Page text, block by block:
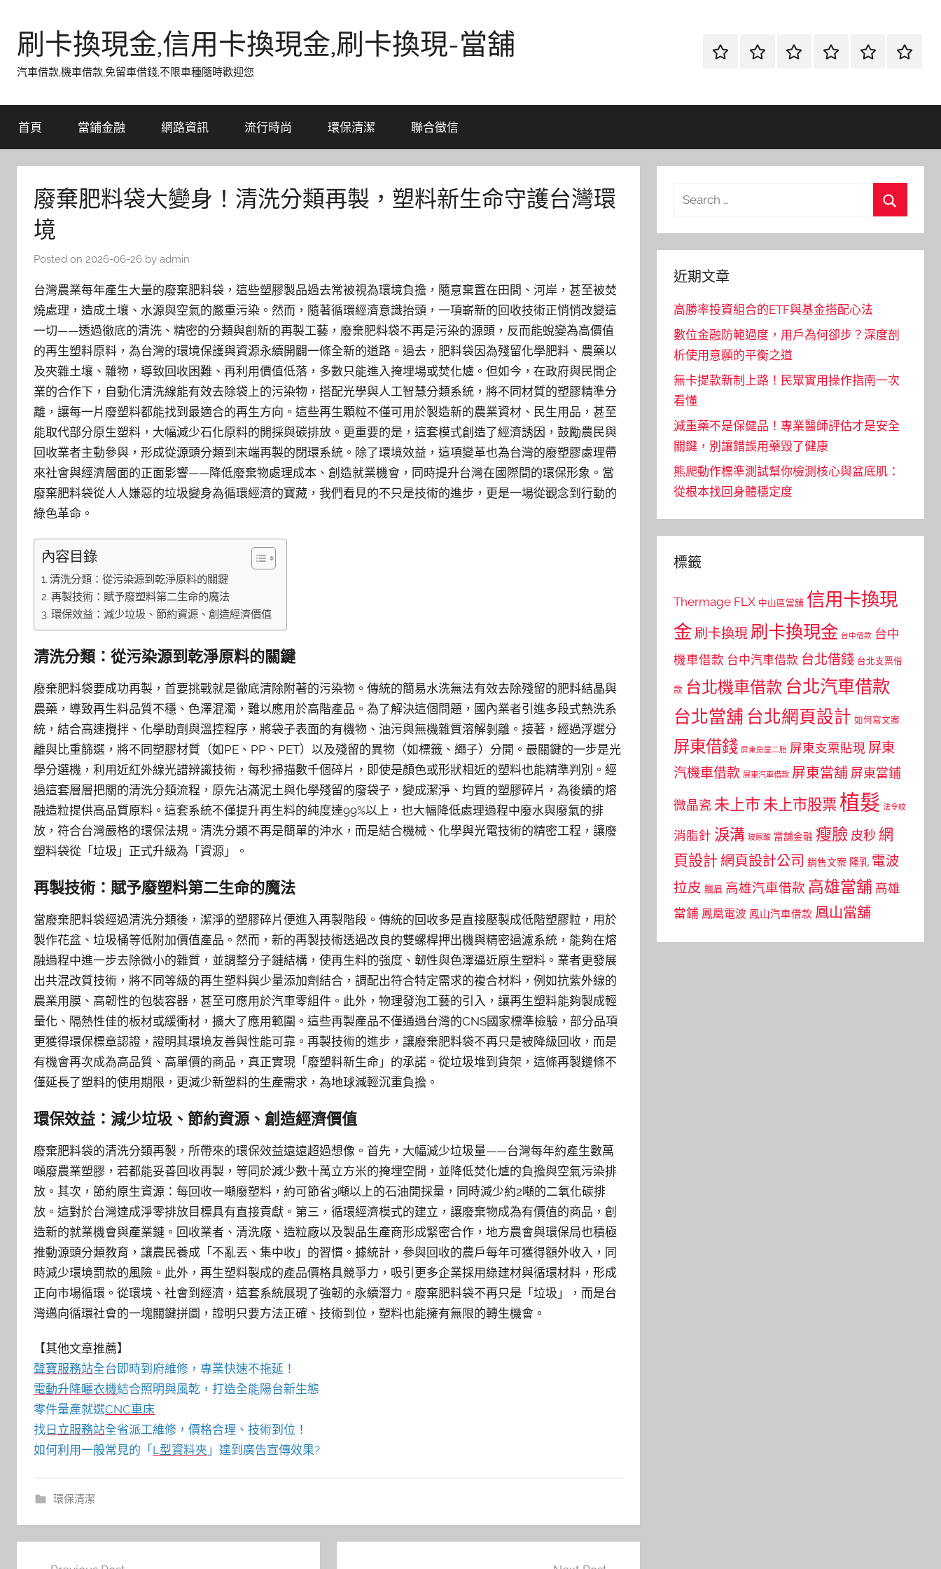
content刷卡換現金,信用卡換現金,刷卡換現-當舖
汽車借款,機車借款,免留車借錢,不限車種隨時歡迎您
首
當
網
流
環
聯
首頁 當鋪金融 網路資訊 流行時尚 環保清潔 聯合徵信
廢棄肥料袋大變身！清洗分類再製，塑料新生命守護台灣環
境
Posted on 2026-06-26 by admin
台灣農業每年產生大量的廢棄肥料袋，這些塑膠製品過去常被視為環境負擔，隨意棄置在田間、河岸，甚至被焚
燒處理，造成土壤、水源與空氣的嚴重污染。然而，隨著循環經濟意識抬頭，一項嶄新的回收技術正悄悄改變這
一切——透過徹底的清洗、精密的分類與創新的再製工藝，廢棄肥料袋不再是污染的源頭，反而能蛻變為高價值
的再生塑料原料，為台灣的環境保護與資源永續開闢一條全新的道路。過去，肥料袋因為殘留化學肥料、農藥以
及夾雜土壤、雜物，導致回收困難、再利用價值低落，多數只能進入掩埋場或焚化爐。但如今，在政府與民間企
業的合作下，自動化清洗線能有效去除袋上的污染物，搭配光學與人工智慧分類系統，將不同材質的塑膠精準分
離，讓每一片廢塑料都能找到最適合的再生方向。這些再生顆粒不僅可用於製造新的農業資材、民生用品，甚至
能取代部分原生塑料，大幅減少石化原料的開採與碳排放。更重要的是，這套模式創造了經濟誘因，鼓勵農民與
回收業者主動參與，形成從源頭分類到末端再製的閉環系統。除了環境效益，這項變革也為台灣的廢塑膠處理帶
來社會與經濟層面的正面影響——降低廢棄物處理成本、創造就業機會，同時提升台灣在國際間的環保形象。當
廢棄肥料袋從人人嫌惡的垃圾變身為循環經濟的寶藏，我們看見的不只是技術的進步，更是一場從觀念到行動的
綠色革命。
內容目錄
清洗分類：從污染源到乾淨原料的關鍵
再製技術：賦予廢塑料第二生命的魔法
環保效益：減少垃圾、節約資源、創造經濟價值
清洗分類：從污染源到乾淨原料的關鍵
廢棄肥料袋要成功再製，首要挑戰就是徹底清除附著的污染物。傳統的簡易水洗無法有效去除殘留的肥料結晶與
農藥，導致再生料品質不穩、色澤混濁，難以應用於高階產品。為了解決這個問題，國內業者引進多段式熱洗系
統，結合高速攪拌、化學助劑與溫控程序，將袋子表面的有機物、油污與無機雜質溶解剝離。接著，經過浮選分
離與比重篩選，將不同塑膠材質（如PE、PP、PET）以及殘留的異物（如標籤、繩子）分開。最關鍵的一步是光
學分選機，利用近紅外線光譜辨識技術，每秒掃描數千個碎片，即使是顏色或形狀相近的塑料也能精準判別。經
過這套層層把關的清洗分類流程，原先沾滿泥土與化學殘留的廢袋子，變成潔淨、均質的塑膠碎片，為後續的熔
融造粒提供高品質原料。這套系統不僅提升再生料的純度達99%以上，也大幅降低處理過程中廢水與廢氣的排
放，符合台灣嚴格的環保法規。清洗分類不再是簡單的沖水，而是結合機械、化學與光電技術的精密工程，讓廢
塑料袋從「垃圾」正式升級為「資源」。
再製技術：賦予廢塑料第二生命的魔法
當廢棄肥料袋經過清洗分類後，潔淨的塑膠碎片便進入再製階段。傳統的回收多是直接壓製成低階塑膠粒，用於
製作花盆、垃圾桶等低附加價值產品。然而，新的再製技術透過改良的雙螺桿押出機與精密過濾系統，能夠在熔
融過程中進一步去除微小的雜質，並調整分子鏈結構，使再生料的強度、韌性與色澤逼近原生塑料。業者更發展
出共混改質技術，將不同等級的再生塑料與少量添加劑結合，調配出符合特定需求的複合材料，例如抗紫外線的
農業用膜、高韌性的包裝容器，甚至可應用於汽車零組件。此外，物理發泡工藝的引入，讓再生塑料能夠製成輕
量化、隔熱性佳的板材或緩衝材，擴大了應用範圍。這些再製產品不僅通過台灣的CNS國家標準檢驗，部分品項
更獲得環保標章認證，證明其環境友善與性能可靠。再製技術的進步，讓廢棄肥料袋不再只是被降級回收，而是
有機會再次成為高品質、高單價的商品，真正實現「廢塑料新生命」的承諾。從垃圾堆到貨架，這條再製鏈條不
僅延長了塑料的使用期限，更減少新塑料的生產需求，為地球減輕沉重負擔。
環保效益：減少垃圾、節約資源、創造經濟價值
廢棄肥料袋的清洗分類再製，所帶來的環保效益遠遠超過想像。首先，大幅減少垃圾量——台灣每年約產生數萬
噸廢農業塑膠，若都能妥善回收再製，等同於減少數十萬立方米的掩埋空間，並降低焚化爐的負擔與空氣污染排
放。其次，節約原生資源：每回收一噸廢塑料，約可節省3噸以上的石油開採量，同時減少約2噸的二氧化碳排
放。這對於台灣達成淨零排放目標具有直接貢獻。第三，循環經濟模式的建立，讓廢棄物成為有價值的商品，創
造新的就業機會與產業鏈。回收業者、清洗廠、造粒廠以及製品生產商形成緊密合作，地方農會與環保局也積極
推動源頭分類教育，讓農民養成「不亂丟、集中收」的習慣。據統計，參與回收的農戶每年可獲得額外收入，同
時減少環境罰款的風險。此外，再生塑料製成的產品價格具競爭力，吸引更多企業採用綠建材與循環材料，形成
正向市場循環。從環境、社會到經濟，這套系統展現了強韌的永續潛力。廢棄肥料袋不再只是「垃圾」，而是台
灣邁向循環社會的一塊關鍵拼圖，證明只要方法正確、技術到位，塑料也能擁有無限的轉生機會。
【其他文章推薦】
聲寶服務站全台即時到府維修，專業快速不拖延！
電動升降曬衣機結合照明與風乾，打造全能陽台新生態
零件量產就選CNC車床
找 日立服務站全省派工維修，價格合理、技術到位！
如何利用一般常見的「 L型資料夾 」達到廣告宣傳效果?
環保清潔
Search
近期文章
高勝率投資組合的ETF與基金搭配心法
數位金融防範過度，用戶為何卻步？深度剖
析使用意願的平衡之道
無卡提款新制上路！民眾實用操作指南一次
看懂
減重藥不是保健品！專業醫師評估才是安全
關鍵，別讓錯誤用藥毀了健康
熊爬動作標準測試幫你檢測核心與盆底肌：
從根本找回身體穩定度
標籤
Thermage FLX 中山區當舖 信用卡換現
金 刷卡換現 刷卡換現金 台中借款 台中
機車借款 台中汽車借款 台北借錢 台北支票借
款 台北機車借款 台北汽車借款
台北當舖 台北網頁設計 如何寫文案
屏東借錢 屏東房屋二胎 屏東支票貼現 屏東
汽機車借款 屏東汽車借款 屏東當舖 屏東當鋪
微晶瓷 未上市 未上市股票植髮 法令紋
消脂針 淚溝 玻尿酸 當舖金融 瘦臉 皮秒 網
頁設計 網頁設計公司 銷售文案 隆乳 電波
拉皮 飄眉 高雄汽車借款 高雄當舖 高雄
當鋪 鳳凰電波 鳳山汽車借款 鳳山當舖